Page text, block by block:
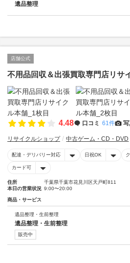
遺品整理
店舗公式
不用品回収＆出張買取専門店リサ
4.48 口コミ 61件
リサイクルショップ 中古ゲーム・CD・DVD
配達・デリバリー対応 日祝OK
カード可
住所
千葉県千葉市花見川区天戸町811
本日の営業状況 9:00〜20:00
商品・サービス
遺品整理・生前整理
遺品整理・生前整理
販売中